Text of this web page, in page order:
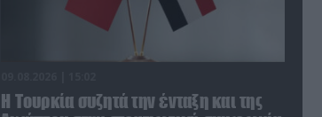
Η Τουρκία συζητά την ένταξη και της